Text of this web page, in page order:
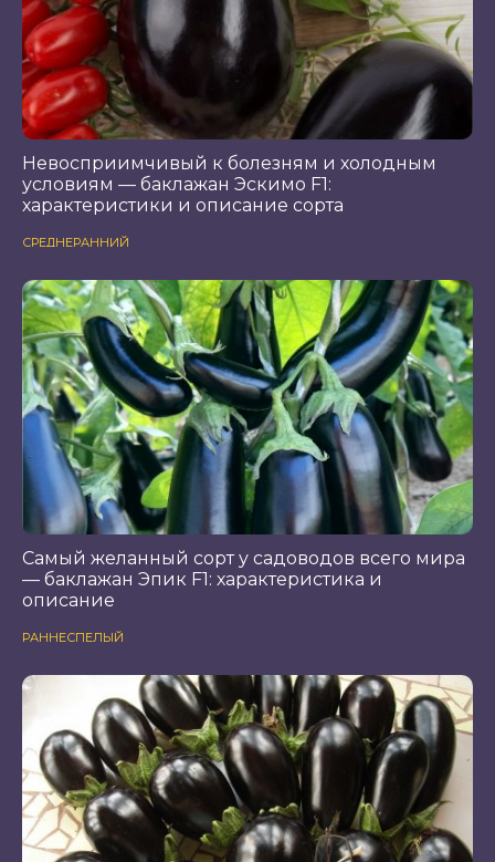
Невосприимчивый к болезням и холодным
условиям — баклажан Эскимо F1:
характеристики и описание сорта
СРЕДНЕРАННИЙ
Самый желанный сорт у садоводов всего мира
— баклажан Эпик F1: характеристика и
описание
РАННЕСПЕЛЫЙ